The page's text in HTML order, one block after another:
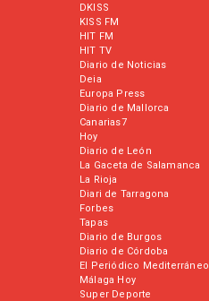
DKISS
KISS FM
HIT FM
HIT TV
Diario de Noticias
Deia
Europa Press
Diario de Mallorca
Canarias7
Hoy
Diario de León
La Gaceta de Salamanca
La Rioja
Diari de Tarragona
Forbes
Tapas
Diario de Burgos
Diario de Córdoba
El Periódico Mediterráneo
Málaga Hoy
Super Deporte